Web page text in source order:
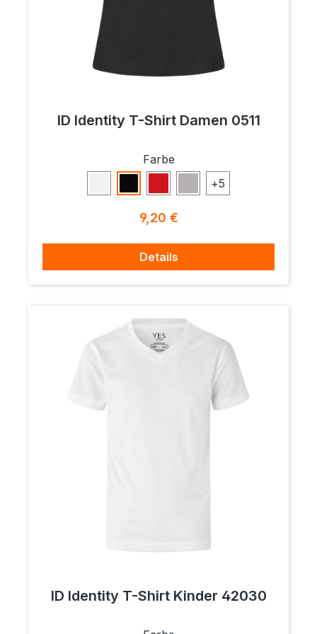
ID Identity T-Shirt Damen 0511
Farbeauswählen
Weiß Schwarz
Rot Grau Meliert
+5
Regulärer Preis:
9,20 €
Details
ID Identity T-Shirt Kinder 42030